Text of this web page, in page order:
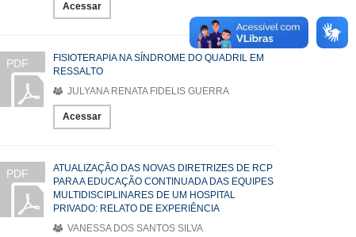
Acessar
PDF
FISIOTERAPIA NA SÍNDROME DO QUADRIL EM
RESSALTO
JULYANA RENATA FIDELIS GUERRA
Acessar
PDF
ATUALIZAÇÃO DAS NOVAS DIRETRIZES DE RCP
PARA A EDUCAÇÃO CONTINUADA DAS EQUIPES
MULTIDISCIPLINARES DE UM HOSPITAL
PRIVADO: RELATO DE EXPERIÊNCIA
VANESSA DOS SANTOS SILVA